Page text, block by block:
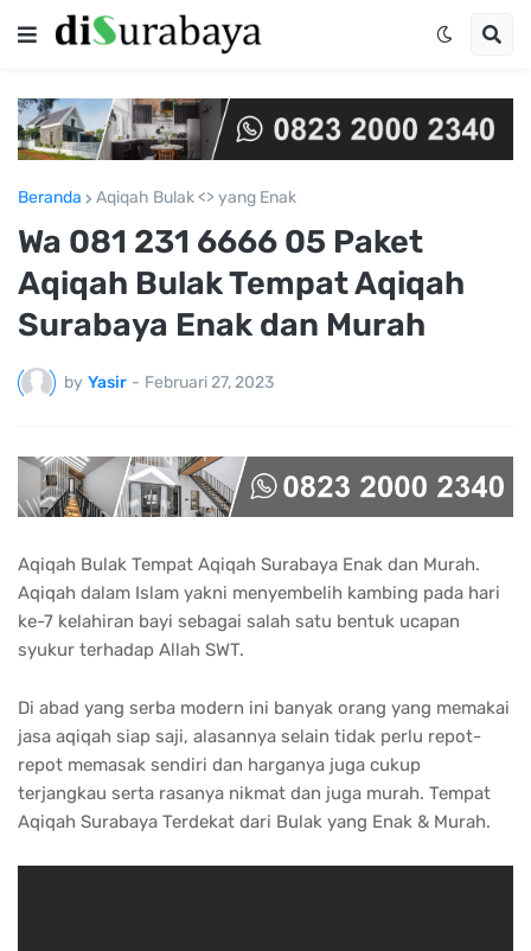
Beranda Aqiqah Bulak <> yang Enak
Wa 081 231 6666 05 Paket
Aqiqah Bulak Tempat Aqiqah
Surabaya Enak dan Murah
by Yasir - Februari 27, 2023
Aqiqah Bulak Tempat Aqiqah Surabaya Enak dan Murah.
Aqiqah dalam Islam yakni menyembelih kambing pada hari
ke-7 kelahiran bayi sebagai salah satu bentuk ucapan
syukur terhadap Allah SWT.
Di abad yang serba modern ini banyak orang yang memakai
jasa aqiqah siap saji, alasannya selain tidak perlu repot-
repot memasak sendiri dan harganya juga cukup
terjangkau serta rasanya nikmat dan juga murah. Tempat
Aqiqah Surabaya Terdekat dari Bulak yang Enak & Murah.